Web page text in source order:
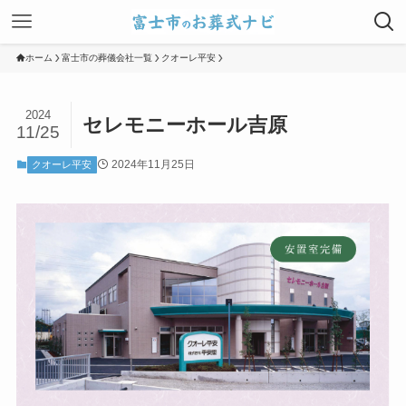
ホーム 富士市の葬儀会社一覧 クオーレ平安
セレモニーホール吉原
2024
11/25
クオーレ平安 2024年11月25日